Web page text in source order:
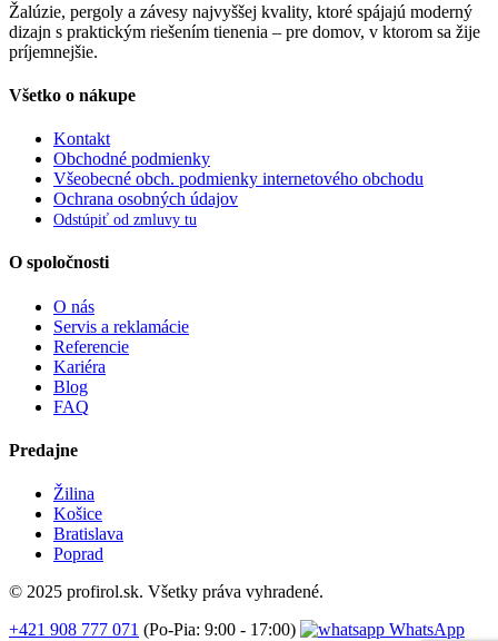
Žalúzie, pergoly a závesy najvyššej kvality, ktoré spájajú moderný
dizajn s praktickým riešením tienenia – pre domov, v ktorom sa žije
príjemnejšie.
Všetko o nákupe
Kontakt
Obchodné podmienky
Všeobecné obch. podmienky internetového obchodu
Ochrana osobných údajov
Odstúpiť od zmluvy tu
O spoločnosti
O nás
Servis a reklamácie
Referencie
Kariéra
Blog
FAQ
Predajne
Žilina
Košice
Bratislava
Poprad
© 2025 profirol.sk. Všetky práva vyhradené.
+421 908 777 071 (Po-Pia: 9:00 - 17:00) WhatsApp